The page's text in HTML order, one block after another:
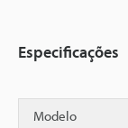
Especificações
Modelo